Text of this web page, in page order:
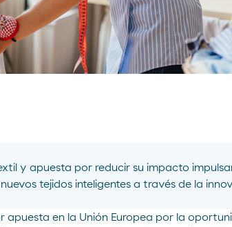
y apuesta por reducir su impacto
tejidos inteligentes a través de la
apuesta en la Unión Europea por la